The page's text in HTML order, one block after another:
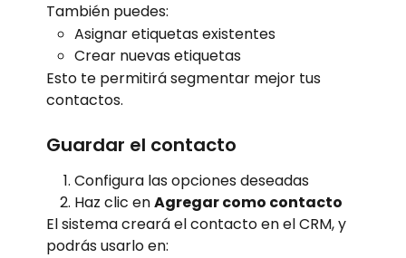
También puedes:
Asignar etiquetas existentes
Crear nuevas etiquetas
Esto te permitirá segmentar mejor tus
contactos.
Guardar el contacto
Configura las opciones deseadas
Haz clic en Agregar como contacto
El sistema creará el contacto en el CRM, y
podrás usarlo en: